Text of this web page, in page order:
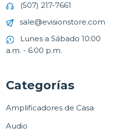
(507) 217-7661
sale@evisionstore.com
Lunes a Sábado 10:00
a.m. - 6:00 p.m.
Categorías
Amplificadores de Casa
Audio